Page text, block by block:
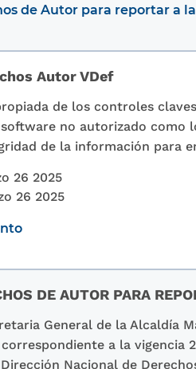
de Autor para reportar a la
Autor VDef
de los controles
no autorizado como
de la información para
26 2025
26 2025
DE AUTOR PARA
General de la Alcaldía
a la
Nacional de